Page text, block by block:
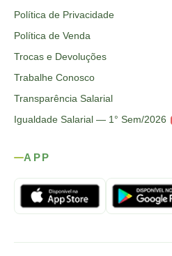
Política de Privacidade
Política de Venda
Trocas e Devoluções
Trabalhe Conosco
Transparência Salarial
Igualdade Salarial — 1° Sem/2026
APP